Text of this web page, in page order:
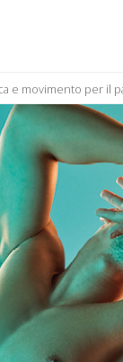
e movimento per il